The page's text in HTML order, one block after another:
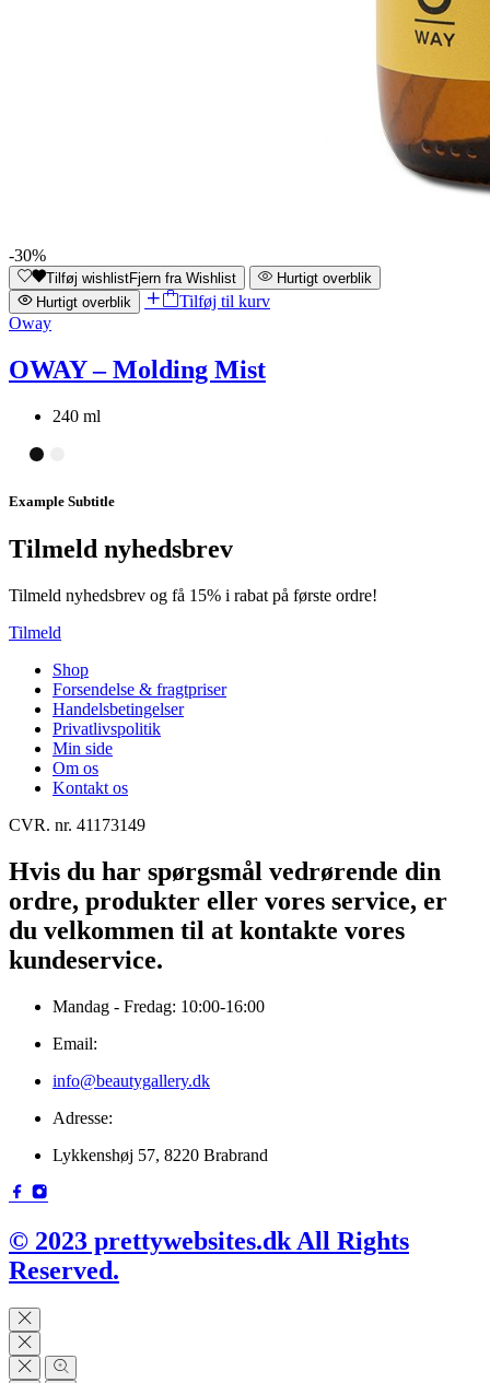
-30%
Tilføj wishlistFjern fra Wishlist
Hurtigt overblik
Hurtigt overblik
Tilføj til kurv
Oway
OWAY – Molding Mist
240 ml
Example Subtitle
Tilmeld nyhedsbrev
Tilmeld nyhedsbrev og få 15% i rabat på første ordre!
Tilmeld
Shop
Forsendelse & fragtpriser
Handelsbetingelser
Privatlivspolitik
Min side
Om os
Kontakt os
CVR. nr. 41173149
Hvis du har spørgsmål vedrørende din
ordre, produkter eller vores service, er
du velkommen til at kontakte vores
kundeservice.
Mandag - Fredag: 10:00-16:00
Email:
info@beautygallery.dk
Adresse:
Lykkenshøj 57, 8220 Brabrand
© 2023 prettywebsites.dk All Rights
Reserved.